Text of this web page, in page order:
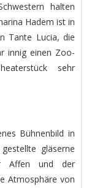
halten
Hadem ist in
Tante Lucia, die
innig einen Zoo-
sehr
Bühnenbild in
gläserne
Affen und der
Atmosphäre von